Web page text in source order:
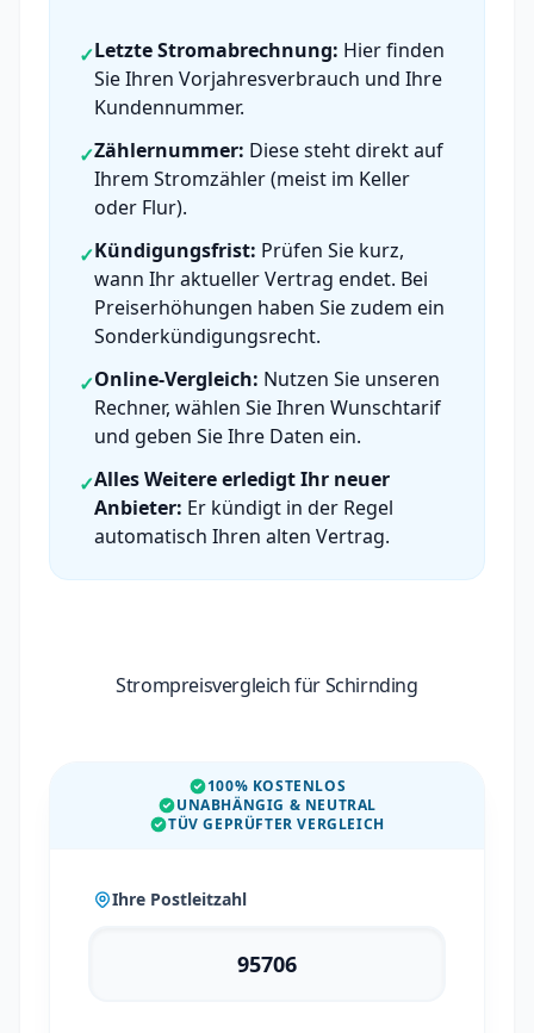
✓Letzte Stromabrechnung: Hier finden
Sie Ihren Vorjahresverbrauch und Ihre
Kundennummer.
✓Zählernummer: Diese steht direkt auf
Ihrem Stromzähler (meist im Keller
oder Flur).
✓Kündigungsfrist: Prüfen Sie kurz,
wann Ihr aktueller Vertrag endet. Bei
Preiserhöhungen haben Sie zudem ein
Sonderkündigungsrecht.
✓Online-Vergleich: Nutzen Sie unseren
Rechner, wählen Sie Ihren Wunschtarif
und geben Sie Ihre Daten ein.
✓Alles Weitere erledigt Ihr neuer
Anbieter: Er kündigt in der Regel
automatisch Ihren alten Vertrag.
Strompreisvergleich für Schirnding
100% KOSTENLOS
UNABHÄNGIG & NEUTRAL
TÜV GEPRÜFTER VERGLEICH
Ihre Postleitzahl